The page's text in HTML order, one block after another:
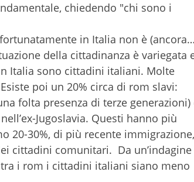
chiedendo "chi sono i
in Italia non è
della cittadinanza è variegata
Italia sono cittadini italiani. Molte
poi un 20% circa di rom slavi:
folta presenza di terze generazioni)
Jugoslavia. Questi hanno più
20-30%, di più recente immigrazione,
cittadini comunitari. Da un’indagine
i rom i cittadini italiani siano meno